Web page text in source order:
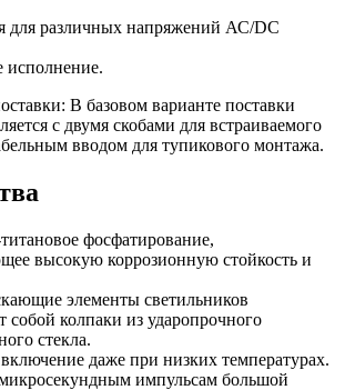
для различных напряжений АС/DC
исполнение.
В базовом варианте поставки
с двумя скобами для встраиваемого
вводом для тупикового монтажа.
фосфатирование,
высокую коррозионную стойкость и
элементы светильников
собой колпаки из ударопрочного
стекла.
даже при низких температурах.
импульсам большой